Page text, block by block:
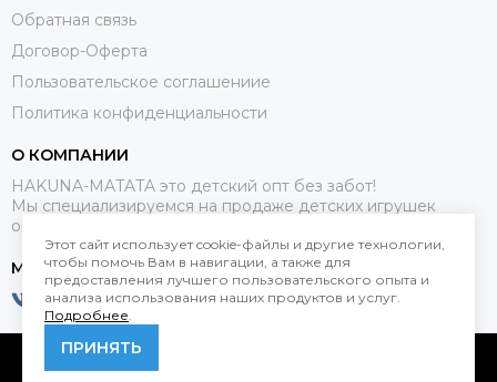
Обратная связь
Договор-Оферта
Пользовательское соглашениие
Политика конфиденциальности
О КОМПАНИИ
HAKUNA-MATATA это детский опт без забот!
Мы специализируемся на продаже детских игрушек
оптом.
МЕССЕНДЖЕРЫ
Этот сайт использует cookie-файлы и другие технологии,
чтобы помочь Вам в навигации, а также для
предоставления лучшего пользовательского опыта и
анализа использования наших продуктов и услуг.
Подробнее.
ПРИНЯТЬ